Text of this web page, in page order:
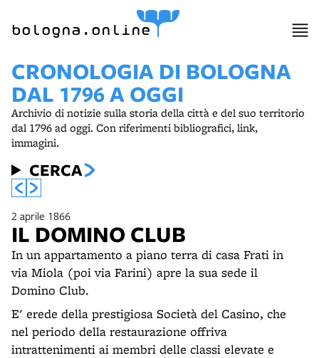
bologna.online
CRONOLOGIA DI BOLOGNA
DAL 1796 A OGGI
Archivio di notizie sulla storia della città e del suo territorio
dal 1796 ad oggi. Con riferimenti bibliografici, link,
immagini.
CERCA
2 aprile 1866
IL DOMINO CLUB
In un appartamento a piano terra di casa Frati in
via Miola (poi via Farini) apre la sua sede il
Domino Club.
E' erede della prestigiosa Società del Casino, che
nel periodo della restaurazione offriva
intrattenimenti ai membri delle classi elevate e